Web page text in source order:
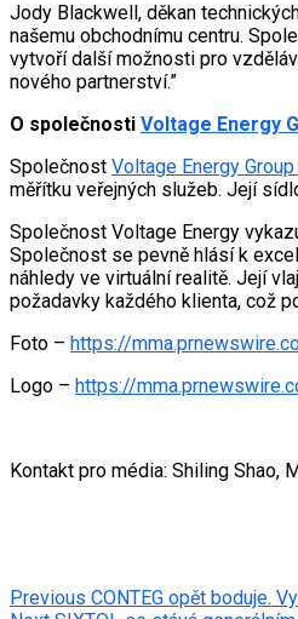
Jody Blackwell, děkan
našemu obchodnímu centru.
vytvoří další možnosti pro
nového partnerství.”
O společnosti Voltage Energy
Společnost Voltage Energy
měřítku veřejných služeb. Její
Společnost Voltage Energy
Společnost se pevně hlásí k
náhledy ve virtuální realitě. Její
požadavky každého klienta, což
Foto – https://
Logo – https://
Kontakt pro média: Shiling Shao,
Post
Previous CONTEG opět boduje.